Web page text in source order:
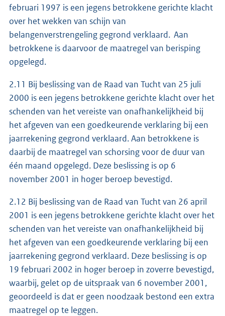
februari 1997 is een jegens betrokkene gerichte klacht
over het wekken van schijn van
belangenverstrengeling gegrond verklaard. Aan
betrokkene is daarvoor de maatregel van berisping
opgelegd.
2.11 Bij beslissing van de Raad van Tucht van 25 juli
2000 is een jegens betrokkene gerichte klacht over het
schenden van het vereiste van onafhankelijkheid bij
het afgeven van een goedkeurende verklaring bij een
jaarrekening gegrond verklaard. Aan betrokkene is
daarbij de maatregel van schorsing voor de duur van
één maand opgelegd. Deze beslissing is op 6
november 2001 in hoger beroep bevestigd.
2.12 Bij beslissing van de Raad van Tucht van 26 april
2001 is een jegens betrokkene gerichte klacht over het
schenden van het vereiste van onafhankelijkheid bij
het afgeven van een goedkeurende verklaring bij een
jaarrekening gegrond verklaard. Deze beslissing is op
19 februari 2002 in hoger beroep in zoverre bevestigd,
waarbij, gelet op de uitspraak van 6 november 2001,
geoordeeld is dat er geen noodzaak bestond een extra
maatregel op te leggen.